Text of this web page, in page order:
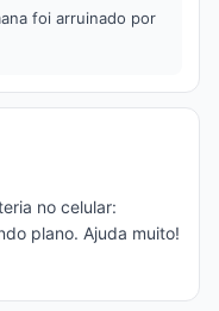
foi arruinado por
no celular:
plano. Ajuda muito!